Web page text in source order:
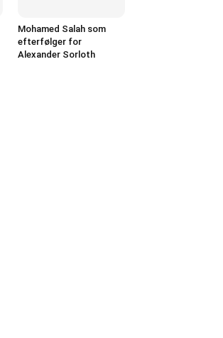
Mohamed Salah som
efterfølger for
Alexander Sorloth